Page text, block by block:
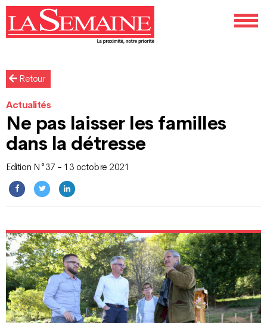
Retour
Actualités
Ne pas laisser les familles
dans la détresse
Edition N°37 - 13 octobre 2021